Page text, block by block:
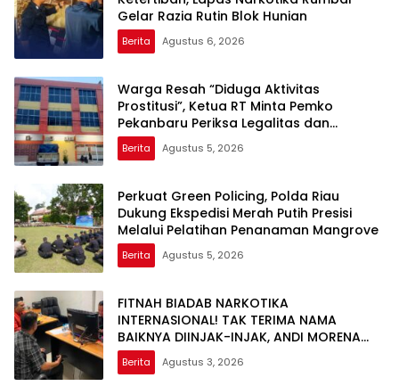
Gelar Razia Rutin Blok Hunian
Berita Agustus 6, 2026
Warga Resah “Diduga Aktivitas
Prostitusi”, Ketua RT Minta Pemko
Pekanbaru Periksa Legalitas dan
Aktivitas Z Homestay di Jalan Tanjung
Datuk
Berita Agustus 5, 2026
Perkuat Green Policing, Polda Riau
Dukung Ekspedisi Merah Putih Presisi
Melalui Pelatihan Penanaman Mangrove
Berita Agustus 5, 2026
FITNAH BIADAB NARKOTIKA
INTERNASIONAL! TAK TERIMA NAMA
BAIKNYA DIINJAK-INJAK, ANDI MORENA
DECLARE WAR: SIAP Bantai DAN SERET
AKUN PEMBUNUH KARAKTER KE PENJARA
Berita Agustus 3, 2026